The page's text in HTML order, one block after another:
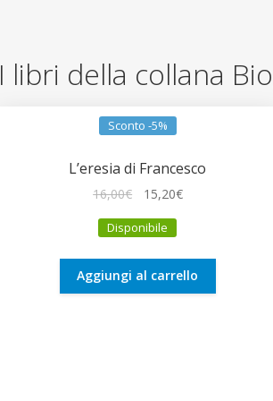
I libri della collana
Sconto -5%
L’eresia di Francesco
16,00€
originale
16,00€.
15,20€Il
15,20€.
Disponibile
Aggiungi al carrello